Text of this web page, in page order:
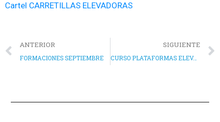
Cartel CARRETILLAS ELEVADORAS
ANTERIOR
FORMACIONES SEPTIEMBRE
SIGUIENTE
CURSO PLATAFORMAS ELEVADORAS MÓVILES DE PERSONAL (PEMP)